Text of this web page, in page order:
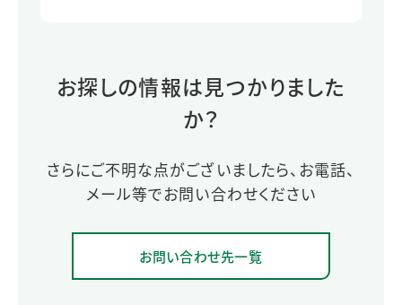
お探しの情報は見つかりました
か？
さらにご不明な点がございましたら、お電話、
メール等でお問い合わせください
お問い合わせ先一覧